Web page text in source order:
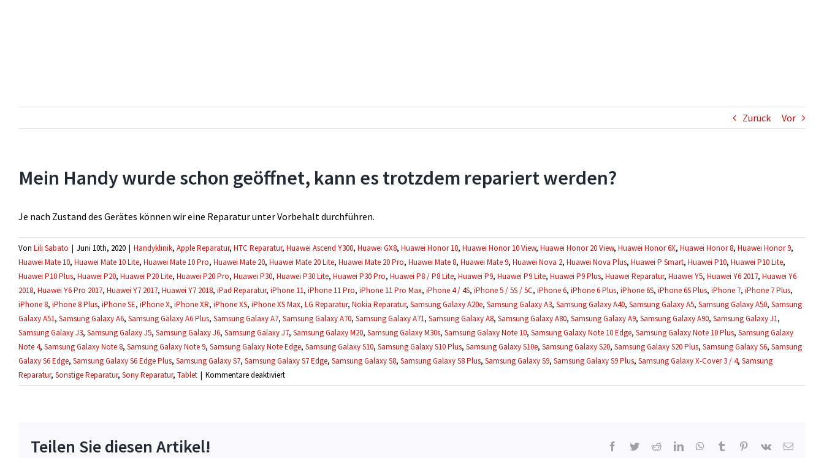
Zurück Vor
Mein Handy wurde schon geöffnet, kann es trotzdem repariert werden?
Je nach Zustand des Gerätes können wir eine Reparatur unter Vorbehalt durchführen.
Von Lili Sabato | Juni 10th, 2020 | Handyklinik, Apple Reparatur, HTC Reparatur, Huawei Ascend Y300, Huawei GX8, Huawei Honor 10, Huawei Honor 10 View, Huawei Honor 20 View, Huawei Honor 6X, Huawei Honor 8, Huawei Honor 9,
Huawei Mate 10, Huawei Mate 10 Lite, Huawei Mate 10 Pro, Huawei Mate 20, Huawei Mate 20 Lite, Huawei Mate 20 Pro, Huawei Mate 8, Huawei Mate 9, Huawei Nova 2, Huawei Nova Plus, Huawei P Smart, Huawei P10, Huawei P10 Lite,
Huawei P10 Plus, Huawei P20, Huawei P20 Lite, Huawei P20 Pro, Huawei P30, Huawei P30 Lite, Huawei P30 Pro, Huawei P8 / P8 Lite, Huawei P9, Huawei P9 Lite, Huawei P9 Plus, Huawei Reparatur, Huawei Y5, Huawei Y6 2017, Huawei Y6
2018, Huawei Y6 Pro 2017, Huawei Y7 2017, Huawei Y7 2018, iPad Reparatur, iPhone 11, iPhone 11 Pro, iPhone 11 Pro Max, iPhone 4 / 4S, iPhone 5 / 5S / 5C, iPhone 6, iPhone 6 Plus, iPhone 6S, iPhone 6S Plus, iPhone 7, iPhone 7 Plus,
iPhone 8, iPhone 8 Plus, iPhone SE, iPhone X, iPhone XR, iPhone XS, iPhone XS Max, LG Reparatur, Nokia Reparatur, Samsung Galaxy A20e, Samsung Galaxy A3, Samsung Galaxy A40, Samsung Galaxy A5, Samsung Galaxy A50, Samsung
Galaxy A51, Samsung Galaxy A6, Samsung Galaxy A6 Plus, Samsung Galaxy A7, Samsung Galaxy A70, Samsung Galaxy A71, Samsung Galaxy A8, Samsung Galaxy A80, Samsung Galaxy A9, Samsung Galaxy A90, Samsung Galaxy J1,
Samsung Galaxy J3, Samsung Galaxy J5, Samsung Galaxy J6, Samsung Galaxy J7, Samsung Galaxy M20, Samsung Galaxy M30s, Samsung Galaxy Note 10, Samsung Galaxy Note 10 Edge, Samsung Galaxy Note 10 Plus, Samsung Galaxy
Note 4, Samsung Galaxy Note 8, Samsung Galaxy Note 9, Samsung Galaxy Note Edge, Samsung Galaxy S10, Samsung Galaxy S10 Plus, Samsung Galaxy S10e, Samsung Galaxy S20, Samsung Galaxy S20 Plus, Samsung Galaxy S6, Samsung
Galaxy S6 Edge, Samsung Galaxy S6 Edge Plus, Samsung Galaxy S7, Samsung Galaxy S7 Edge, Samsung Galaxy S8, Samsung Galaxy S8 Plus, Samsung Galaxy S9, Samsung Galaxy S9 Plus, Samsung Galaxy X-Cover 3 / 4, Samsung
Reparatur, Sonstige Reparatur, Sony Reparatur, Tablet | Kommentare deaktiviertfür
Mein
Teilen Sie diesen Artikel! Facebook
TwitterRedditLinkedInWhatsApp
Tumblr Pinterest
Vk
E-